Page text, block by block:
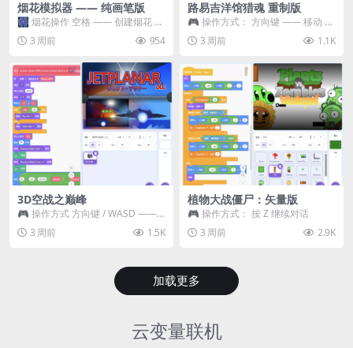
烟花模拟器 —— 纯画笔版
🎆 烟花操作 空格 —— 创建烟花 1
~ 3 —— 切换烟花类型 普通烟花
嘶...3 周前 954
路易吉洋馆猎魂 重制版
🎮 操作方式： 方向键 —— 移动 &
跳跃 空格 —— 打开宝箱 将你...
3 周前 1.1K
3D空战之巅峰
🎮 操作方式 方向键 / WASD ——
移动 Z / K —— 射击 / 攻击...
3 周前 1.5K
植物大战僵尸：矢量版
🎮 操作方式： 按 Z 继续对话
3 周前
2.9K
加载更多
云变量联机